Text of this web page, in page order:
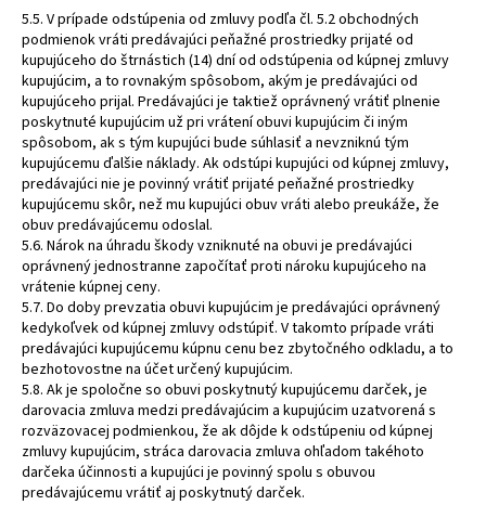
5.5. V prípade odstúpenia od zmluvy podľa čl. 5.2 obchodných
podmienok vráti predávajúci peňažné prostriedky prijaté od
kupujúceho do štrnástich (14) dní od odstúpenia od kúpnej zmluvy
kupujúcim, a to rovnakým spôsobom, akým je predávajúci od
kupujúceho prijal. Predávajúci je taktiež oprávnený vrátiť plnenie
poskytnuté kupujúcim už pri vrátení obuvi kupujúcim či iným
spôsobom, ak s tým kupujúci bude súhlasiť a nevzniknú tým
kupujúcemu ďalšie náklady. Ak odstúpi kupujúci od kúpnej zmluvy,
predávajúci nie je povinný vrátiť prijaté peňažné prostriedky
kupujúcemu skôr, než mu kupujúci obuv vráti alebo preukáže, že
obuv predávajúcemu odoslal.
5.6. Nárok na úhradu škody vzniknuté na obuvi je predávajúci
oprávnený jednostranne započítať proti nároku kupujúceho na
vrátenie kúpnej ceny.
5.7. Do doby prevzatia obuvi kupujúcim je predávajúci oprávnený
kedykoľvek od kúpnej zmluvy odstúpiť. V takomto prípade vráti
predávajúci kupujúcemu kúpnu cenu bez zbytočného odkladu, a to
bezhotovostne na účet určený kupujúcim.
5.8. Ak je spoločne so obuvi poskytnutý kupujúcemu darček, je
darovacia zmluva medzi predávajúcim a kupujúcim uzatvorená s
rozväzovacej podmienkou, že ak dôjde k odstúpeniu od kúpnej
zmluvy kupujúcim, stráca darovacia zmluva ohľadom takéhoto
darčeka účinnosti a kupujúci je povinný spolu s obuvou
predávajúcemu vrátiť aj poskytnutý darček.